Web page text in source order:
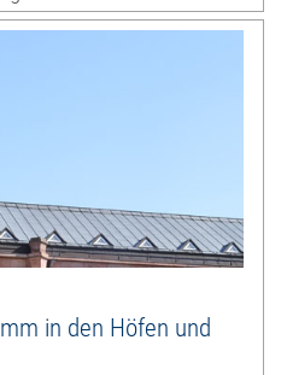
in den Höfen und